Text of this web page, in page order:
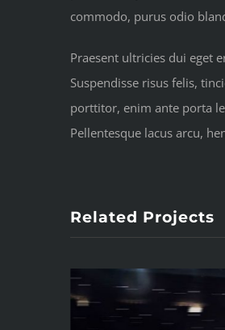
commodo, purus odio
Praesent ultricies dui eget
Suspendisse risus felis,
porttitor, enim ante porta
Pellentesque lacus arcu,
Related Projects